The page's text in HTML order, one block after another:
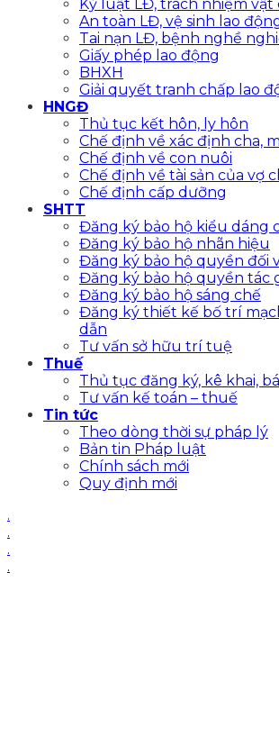
Kỷ luật LĐ, trách nhiệm vật
An toàn LĐ, vệ sinh lao
Tai nạn LĐ, bệnh nghề
Giấy phép lao động
BHXH
Giải quyết tranh chấp lao
HNGĐ
Thủ tục kết hôn, ly hôn
Chế định về xác định cha,
Chế định về con nuôi
Chế định về tài sản của vợ
Chế định cấp dưỡng
SHTT
Đăng ký bảo hộ kiểu dáng
Đăng ký bảo hộ nhãn hiệu
Đăng ký bảo hộ quyền đối
Đăng ký bảo hộ quyền tác
Đăng ký bảo hộ sáng chế
Đăng ký thiết kế bố trí
dẫn
Tư vấn sở hữu trí tuệ
Thuế
Thủ tục đăng ký, kê khai,
Tư vấn kế toán – thuế
Tin tức
Theo dòng thời sự pháp lý
Bản tin Pháp luật
Chính sách mới
Quy định mới
.
.
.
.